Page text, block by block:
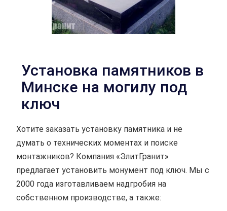
Установка памятников в
Минске на могилу под
ключ
Хотите заказать установку памятника и не
думать о технических моментах и поиске
монтажников? Компания «ЭлитГранит»
предлагает установить монумент под ключ. Мы с
2000 года изготавливаем надгробия на
собственном производстве, а также: